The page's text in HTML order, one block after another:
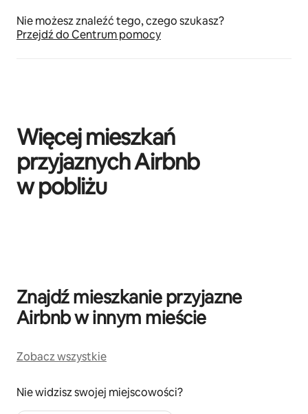
Nie możesz znaleźć tego, czego szukasz?
Przejdź do Centrum pomocy
Więcej mieszkań
przyjaznych Airbnb
w pobliżu
Znajdź mieszkanie przyjazne
Airbnb w innym mieście
Zobacz wszystkie
Nie widzisz swojej miejscowości?